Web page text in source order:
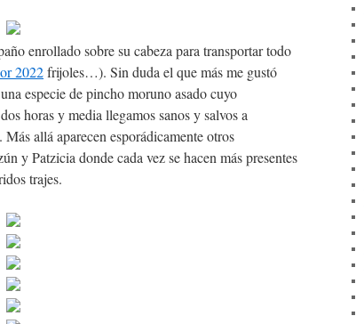
enrollado sobre su cabeza para transportar todo
2022frijoles…). Sin duda el que más me gustó
una especie de pincho moruno asado cuyo
horas y media llegamos sanos y salvos a
allá aparecen esporádicamente otros
y Patzicia donde cada vez se hacen más presentes
trajes.